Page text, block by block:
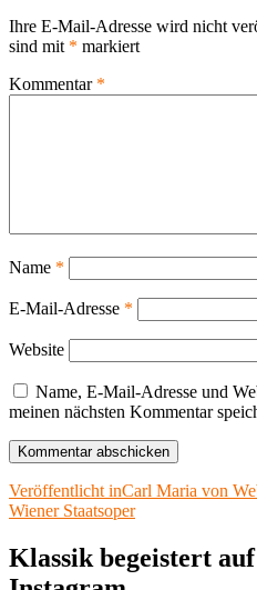
Ihre E-Mail-Adresse wird nicht
sind mit * markiert
Kommentar *
Name *
E-Mail-Adresse *
Website
Name, E-Mail-Adresse und
meinen nächsten Kommentar
Beitragsnavigation
Veröffentlicht inCarl Maria von
Wiener Staatsoper
Klassik begeistert